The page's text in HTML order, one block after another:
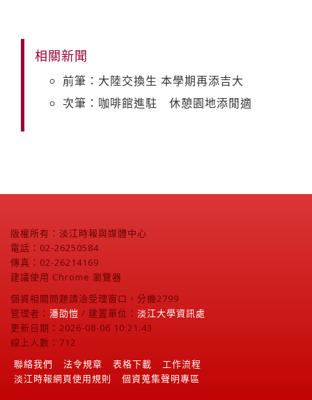
相關新聞
前筆：大陸交換生 本學期再添吉大
次筆：咖啡館進駐 休憩園地添閒適
版權所有：淡江時報與媒體中心
電話：02-26250584
傳真：02-26214169
建議使用 Chrome 瀏覽器
個資相關問題請洽受理窗口，分機2799
管理者： 潘劭愷 / 建置單位： 淡江大學資訊處
更新日期：2026-08-06 10:21:43
線上人數：712
聯絡我們
法令規章 表格下載
工作流程
淡江時報網頁使用規則
個資蒐集聲明專區